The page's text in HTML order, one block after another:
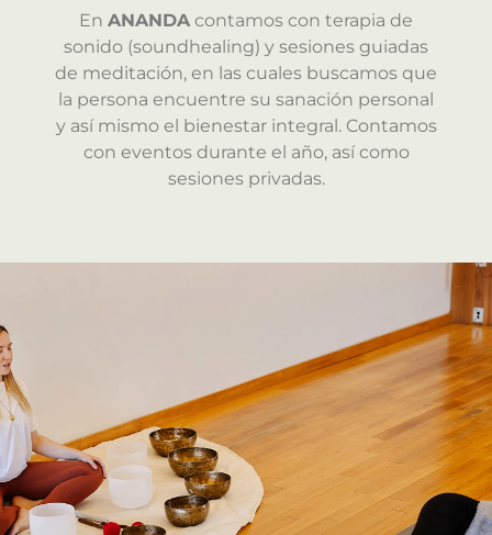
En ANANDA contamos con terapia de
sonido (soundhealing) y sesiones guiadas
de meditación, en las cuales buscamos que
la persona encuentre su sanación personal
y así mismo el bienestar integral. Contamos
con eventos durante el año, así como
sesiones privadas.